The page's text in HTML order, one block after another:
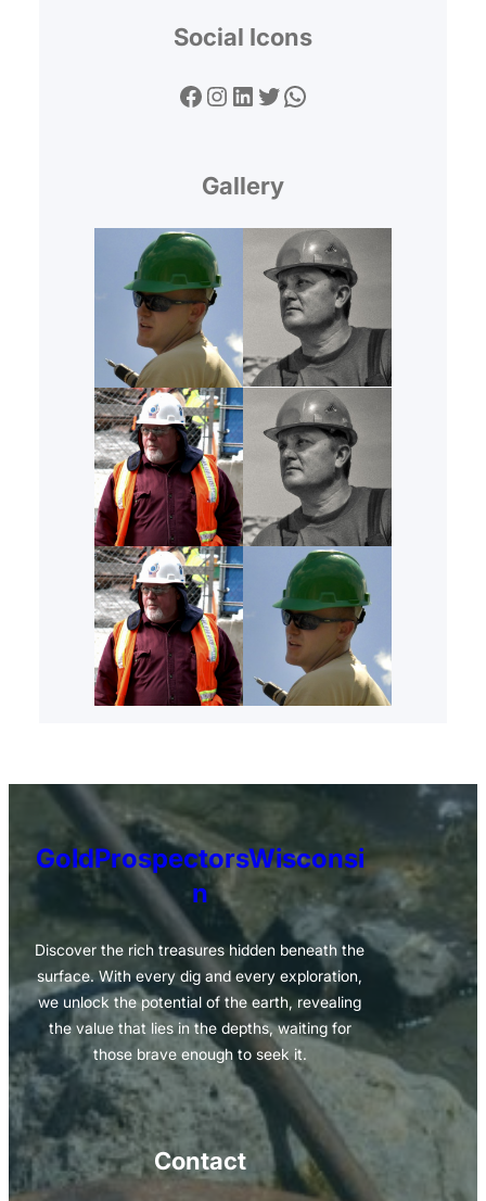
Social Icons
Facebook Instagram LinkedIn Twitter WhatsApp
Gallery
GoldProspectorsWisconsi
n
Discover the rich treasures hidden beneath the
surface. With every dig and every exploration,
we unlock the potential of the earth, revealing
the value that lies in the depths, waiting for
those brave enough to seek it.
Contact